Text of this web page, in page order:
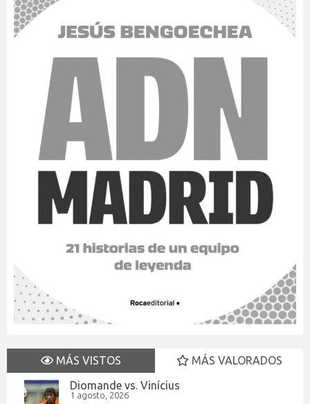
MÁS VISTOS
MÁS VALORADOS
Diomande vs. Vinícius
1 agosto, 2026